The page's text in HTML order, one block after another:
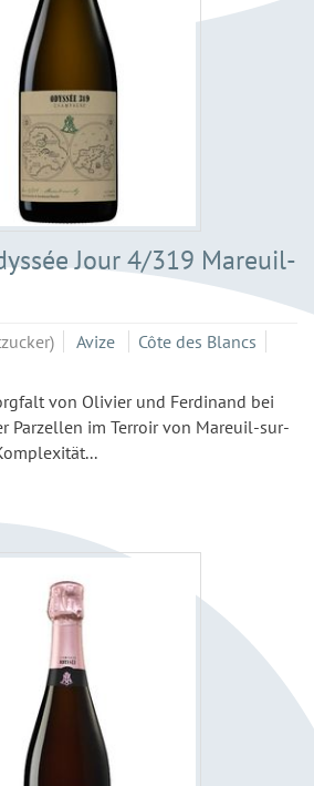
Jour 4/319 Mareuil-
Avize
Côte des Blancs
von Olivier und Ferdinand bei
Parzellen im Terroir von Mareuil-sur-